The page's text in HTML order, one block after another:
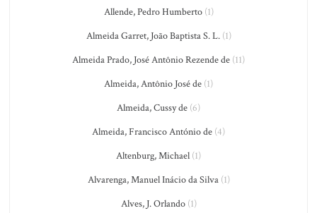
Allende, Pedro Humberto(1)
Almeida Garret, João Baptista S. L.(1)
Almeida Prado, José Antônio Rezende de (11)
Almeida, Antônio José de (1)
Almeida, Cussy de (6)
Almeida, Francisco António de (4)
Altenburg, Michael (1)
Alvarenga, Manuel Inácio da Silva(1)
Alves, J. Orlando(1)